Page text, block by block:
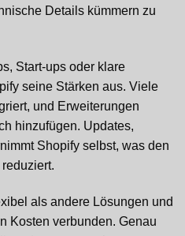
Details kümmern zu
Start-ups oder klare
seine Stärken aus. Viele
und Erweiterungen
hinzufügen. Updates,
Shopify selbst, was den
als andere Lösungen und
Kosten verbunden. Genau